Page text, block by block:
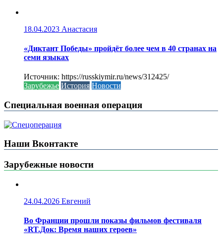
18.04.2023 Анастасия
«Диктант Победы» пройдёт более чем в 40 странах на
семи языках
Источник: https://russkiymir.ru/news/312425/
Зарубежье История Новости
Специальная военная операция
Наши Вконтакте
Зарубежные новости
24.04.2026 Евгений
Во Франции прошли показы фильмов фестиваля
«RT.Док: Время наших героев»